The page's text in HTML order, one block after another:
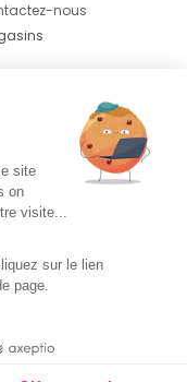
nous
site
on
visite...
sur le lien
page.